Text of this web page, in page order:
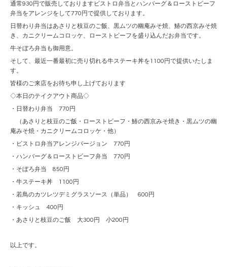
通常930円で販売しておりますビストロ弁当とハンバーグ＆ローストビーフ
弁当をアレンジをして770円で提供しております。
日替わり弁当はあさりと枝豆のご飯、黒ムツの幽庵みそ焼、鰆の西京みそ焼
き、カニクリームコロッケ、ローストビーフを盛り込んだお弁当です。
牛そぼろ弁当も御用意。
そして、最近一番最初に売り切れる牛ステーキ丼を1100円で提供いたしま
す。
皆様のご来店をお待ち申し上げております
◇本日のテイクアウト商品◇
・日替わり弁当 770円
（あさりと枝豆のご飯・ローストビーフ・鰆の西京みそ焼き・黒ムツの幽
庵みそ焼・カニクリームコロッケ・他）
・ビストロ弁当アレンジバージョン 770円
・ハンバーグ＆ローストビーフ弁当 770円
・そぼろ弁当 850円
・牛ステーキ丼 1100円
・若鳥のカツレツデミグラスソース（単品） 600円
・キッシュ 400円
・あさりと枝豆のご飯 大300円 小200円
以上です。